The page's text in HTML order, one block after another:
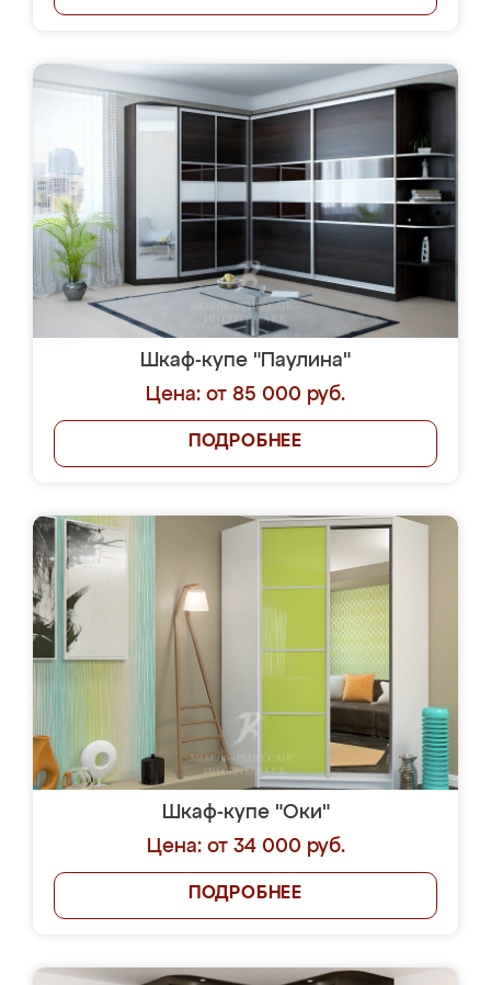
Шкаф-купе "Паулина"
Цена: от 85 000 руб.
ПОДРОБНЕЕ
Шкаф-купе "Оки"
Цена: от 34 000 руб.
ПОДРОБНЕЕ